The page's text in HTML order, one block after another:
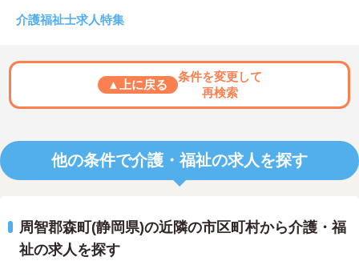
介護福祉士求人特集
▲上に戻る
条件を変更して
再検索
他の条件で介護・福祉の求人を探す
周智郡森町(静岡県)の近隣の市区町村から介護・福
祉の求人を探す